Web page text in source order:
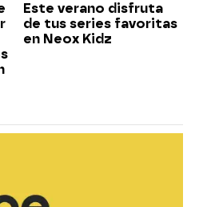
Este verano disfruta
de tus series favoritas
en Neox Kidz